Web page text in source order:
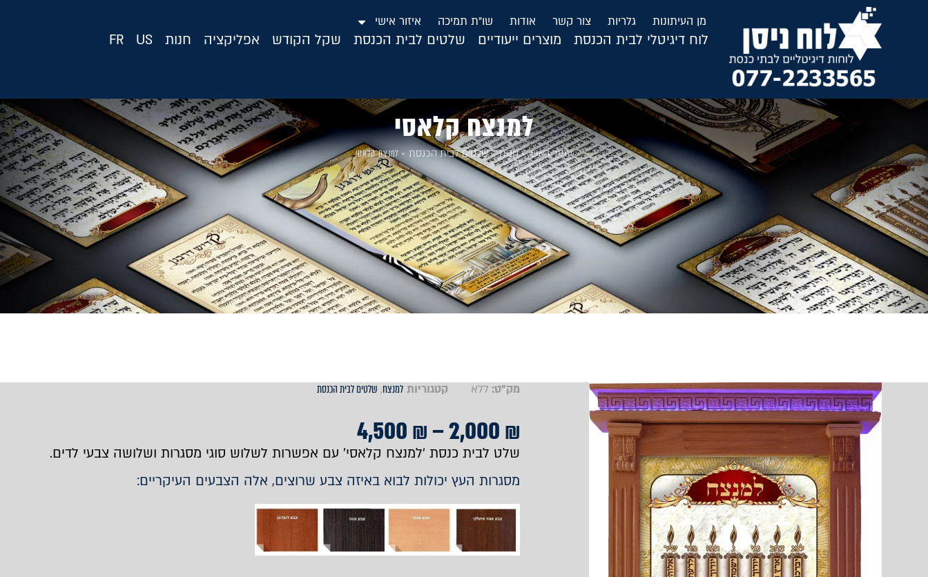
מן העיתונות גלריות צור קשר אודות שו”ת תמיכה איזור אישי
לוח דיגיטלי לבית הכנסת מוצרים ייעודיים שלטים לבית הכנסת שקל הקודש אפליקציה חנות US
FR
למנצח קלאסי
עמוד ראשי»חנות»שלטים לבית הכנסת» למנצח קלאסי
מק"ט: ללא קטגוריות למנצח, שלטים לבית הכנסת
2,000₪
–
4,500₪
שלט לבית כנסת ‘למנצח קלאסי’ עם אפשרות לשלוש סוגי מסגרות ושלושה צבעי לדים.
מסגרות העץ יכולות לבוא באיזה צבע שרוצים, אלה הצבעים העיקריים: